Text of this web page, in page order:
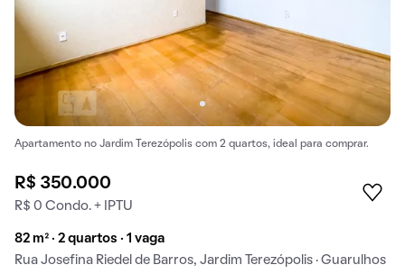
Apartamento no Jardim Terezópolis com 2 quartos, ideal para comprar.
R$ 350.000
R$ 0 Condo. + IPTU
82 m² · 2 quartos · 1 vaga
Rua Josefina Riedel de Barros, Jardim Terezópolis · Guarulhos